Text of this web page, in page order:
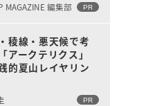
MAGAZINE 編集部 PR
稜線・悪天候で考
アークテリクス」
的夏山レイヤリン
PR